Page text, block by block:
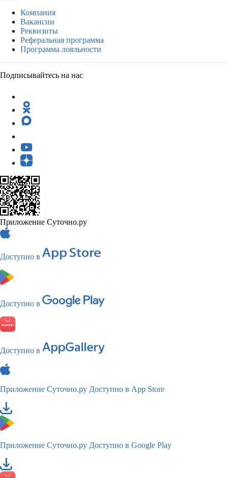
Компания
Вакансии
Реквизиты
Реферальная программа
Программа лояльности
Подписывайтесь на нас
Приложение Суточно.ру
Доступно в
Доступно в
Доступно в
Приложение Суточно.ру Доступно в App Store
Приложение Суточно.ру Доступно в Google Play